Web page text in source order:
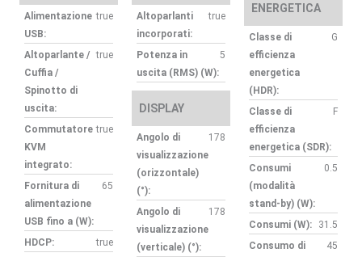
Alimentazione
USB:
true
Altoparlante /
Cuffia /
Spinotto di
uscita:
true
Commutatore
KVM
integrato:
true
Fornitura di
alimentazione
USB fino a (W):
65
HDCP:
true
Altoparlanti
incorporati:
true
Potenza in
uscita (RMS) (W):
5
DISPLAY
Angolo di
visualizzazione
(orizzontale)
(°):
178
Angolo di
visualizzazione
(verticale) (°):
178
ENERGETICA
Classe di
efficienza
energetica
(HDR):
G
Classe di
efficienza
energetica (SDR):
F
Consumi
(modalità
stand-by) (W):
0.5
Consumi (W):
31.5
Consumo di
45